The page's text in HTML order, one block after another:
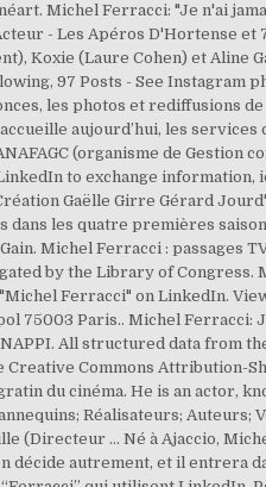
Michel Ferracci: "Je n'ai
- Les Apéros D'Hortense
Koxie (Laure Cohen) et Aline
97 Posts - See
les photos et rediffusions
aujourd’hui, les
(organisme de
to exchange information,
Gaëlle Girre Gérard
les quatre premières
Michel Ferracci : passages
by the Library of
Ferracci" on LinkedIn.
75003 Paris.. Michel Ferracci:
All structured data from
Commons Attribution-
du cinéma. He is an actor,
Réalisateurs;
(Directeur … Né à Ajaccio,
décide autrement, et il entrera